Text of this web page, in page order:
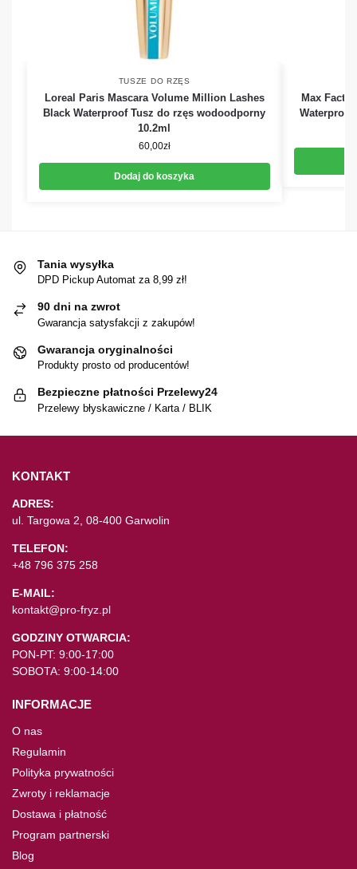
TUSZE DO RZĘS
Loreal Paris Mascara Volume Million Lashes
Black Waterproof Tusz do rzęs wodoodporny
10.2ml
60,00zł
Dodaj do koszyka
Max
Tania wysyłka
DPD Pickup Automat za 8,99 zł!
90 dni na zwrot
Gwarancja satysfakcji z zakupów!
Gwarancja oryginalności
Produkty prosto od producentów!
Bezpieczne płatności Przelewy24
Przelewy błyskawiczne / Karta / BLIK
KONTAKT
ADRES:
ul. Targowa 2, 08-400 Garwolin
TELEFON:
+48 796 375 258
E-MAIL:
kontakt@pro-fryz.pl
GODZINY OTWARCIA:
PON-PT: 9:00-17:00
SOBOTA: 9:00-14:00
INFORMACJE
O nas
Regulamin
Polityka prywatności
Zwroty i reklamacje
Dostawa i płatność
Program partnerski
Blog